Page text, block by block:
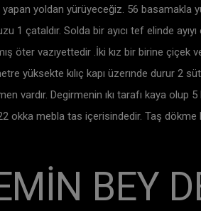
yoldan yürüyeceğiz. 56 basamakla
çataldır. Solda bir ayıcı tef elinde
öter vazıyettedir .İki kız bir birine
yüksekte kılıç kapı üzerınde durur 2
vardır. Degirmenin ıkı tarafı kaya
okka mebla tas içerisindedir. Taş
BEY